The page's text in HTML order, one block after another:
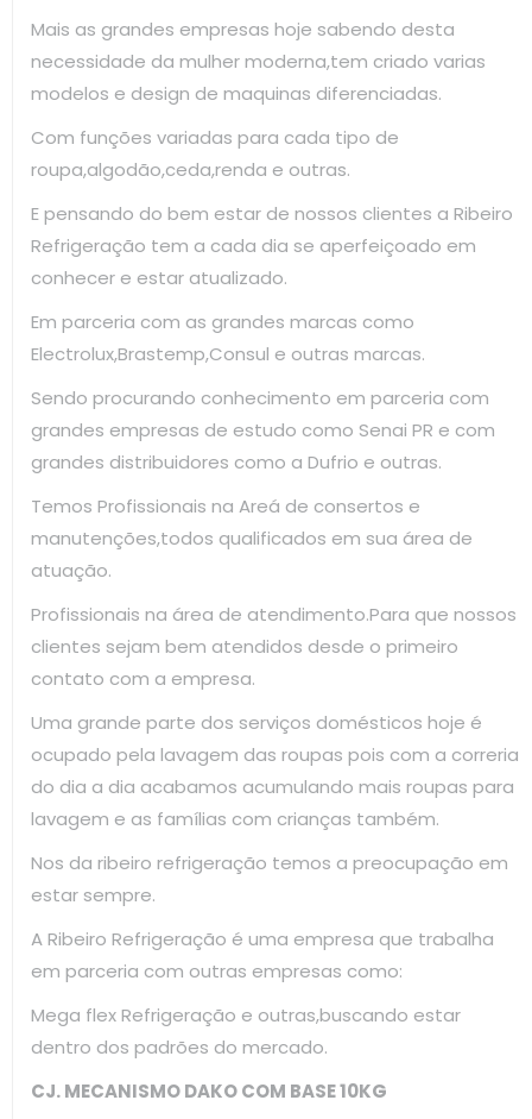
Mais as grandes empresas hoje sabendo desta
necessidade da mulher moderna,tem criado varias
modelos e design de maquinas diferenciadas.
Com funções variadas para cada tipo de
roupa,algodão,ceda,renda e outras.
E pensando do bem estar de nossos clientes a Ribeiro
Refrigeração tem a cada dia se aperfeiçoado em
conhecer e estar atualizado.
Em parceria com as grandes marcas como
Electrolux,Brastemp,Consul e outras marcas.
Sendo procurando conhecimento em parceria com
grandes empresas de estudo como Senai PR e com
grandes distribuidores como a Dufrio e outras.
Temos Profissionais na Areá de consertos e
manutenções,todos qualificados em sua área de
atuação.
Profissionais na área de atendimento.Para que nossos
clientes sejam bem atendidos desde o primeiro
contato com a empresa.
Uma grande parte dos serviços domésticos hoje é
ocupado pela lavagem das roupas pois com a correria
do dia a dia acabamos acumulando mais roupas para
lavagem e as famílias com crianças também.
Nos da ribeiro refrigeração temos a preocupação em
estar sempre.
A Ribeiro Refrigeração é uma empresa que trabalha
em parceria com outras empresas como:
Mega flex Refrigeração e outras,buscando estar
dentro dos padrões do mercado.
CJ. MECANISMO DAKO COM BASE 10KG